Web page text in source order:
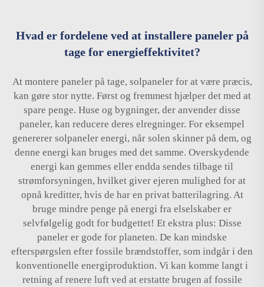
Hvad er fordelene ved at installere paneler på
tage for energieffektivitet?
At montere paneler på tage, solpaneler for at være præcis,
kan gøre stor nytte. Først og fremmest hjælper det med at
spare penge. Huse og bygninger, der anvender disse
paneler, kan reducere deres elregninger. For eksempel
genererer solpaneler energi, når solen skinner på dem, og
denne energi kan bruges med det samme. Overskydende
energi kan gemmes eller endda sendes tilbage til
strømforsyningen, hvilket giver ejeren mulighed for at
opnå kreditter, hvis de har en privat batterilagring. At
bruge mindre penge på energi fra elselskaber er
selvfølgelig godt for budgettet! Et ekstra plus: Disse
paneler er gode for planeten. De kan mindske
efterspørgslen efter fossile brændstoffer, som indgår i den
konventionelle energiproduktion. Vi kan komme langt i
retning af renere luft ved at erstatte brugen af fossile